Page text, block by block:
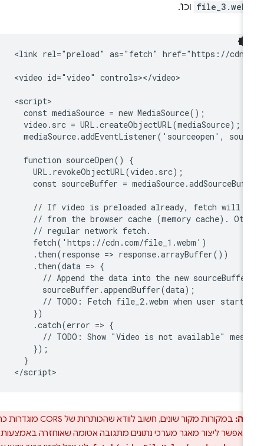
וכו'.
<link rel="preload" as="fetch" href="https://
<video id="video" controls></video>
<script>
  const mediaSource = new MediaSource();
  video.src = URL.createObjectURL(mediaSource);
mediaSource.addEventListener('sourceopen',
  function sourceOpen() {
    URL.revokeObjectURL(video.src);
const sourceBuffer =
// If video is preloaded already, fetch will
// from the browser cache (memory cache).
    // regular network fetch.
    fetch('https://cdn.com/file_1.webm')
    .then(response => response.arrayBuffer())
    .then(data => {
// Append the data into the new
      sourceBuffer.appendBuffer(data);
// TODO: Fetch file_2.webm when user
    })
    .catch(error => {
// TODO: Show "Video is not available"
    });
במקורות מקור שונים, חשוב לוודא שהכותרות של CORS מוגדרות כראוי.
אפשר ליצור מאגר מערכי נתונים מתגובה אטומה שאוחזרה באמצעות